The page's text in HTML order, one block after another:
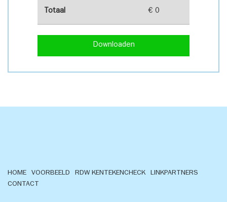
Totaal € 0
Downloaden
HOME VOORBEELD RDW KENTEKENCHECK
LINKPARTNERS
CONTACT